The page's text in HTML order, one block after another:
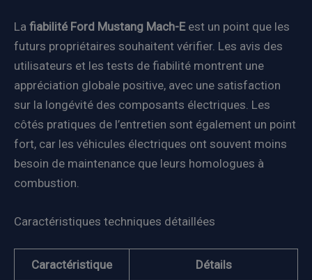
La fiabilité Ford Mustang Mach-Eest un point que les
futurs propriétaires souhaitent vérifier. Les avis des
utilisateurs et les tests de fiabilité montrent une
appréciation globale positive, avec une satisfaction
sur la longévité des composants électriques. Les
côtés pratiques de l’entretien sont également un point
fort, car les véhicules électriques ont souvent moins
besoin de maintenance que leurs homologues à
combustion.
Caractéristiques techniques détaillées
Caractéristique Détails